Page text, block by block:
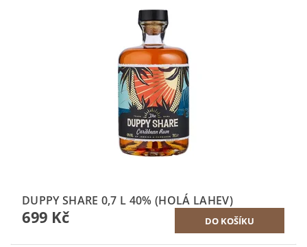
DUPPY SHARE 0,7 L 40% (HOLÁ LAHEV)
699 Kč